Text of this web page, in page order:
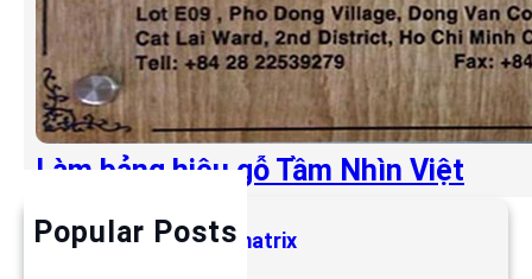
Làm bảng hiệu gỗ Tầm Nhìn Việt
Popular Posts
Làm bảng hiệu LED matrix